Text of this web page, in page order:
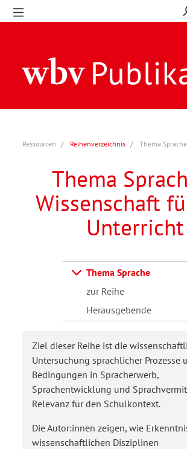
Ressourcen Reihenverzeichnis Thema Sprache
Thema
Wissenschaft
Unterricht
Thema Sprache
zur Reihe
Herausgebende
Ziel dieser Reihe ist die
Untersuchung sprachlicher Prozesse
Bedingungen in Spracherwerb,
Sprachentwicklung und
Relevanz für den Schulkontext.
Die Autor:innen zeigen, wie
wissenschaftlichen Disziplinen